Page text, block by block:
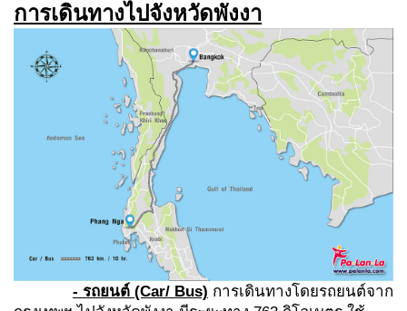
การเดินทางไปจังหวัดพังงา
- รถยนต์ (Car/ Bus) การเดินทางโดยรถยนต์จาก